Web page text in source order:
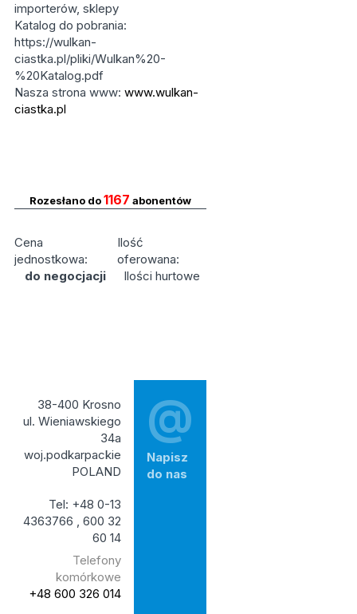
importerów, sklepy
Katalog do pobrania:
https://wulkan-
ciastka.pl/pliki/Wulkan%20-
%20Katalog.pdf
Nasza strona www: www.wulkan-
ciastka.pl
Rozesłano do1167 abonentów
Cena
jednostkowa:
do negocjacji
Ilość
oferowana:
Ilości hurtowe
38-400 Krosno
ul. Wieniawskiego
34a
woj.podkarpackie
POLAND
Tel: +48 0-13
4363766 , 600 32
60 14
Telefony
komórkowe
+48 600 326 014
@
Napisz
do nas